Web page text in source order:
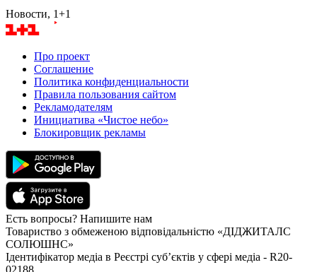
Новости, 1+1
Про проект
Соглашение
Политика конфиденциальности
Правила пользования сайтом
Рекламодателям
Инициатива «Чистое небо»
Блокировщик рекламы
Есть вопросы? Напишите нам
Товариство з обмеженою відповідальністю «ДІДЖИТАЛС
СОЛЮШНС»
Ідентифікатор медіа в Реєстрі суб’єктів у сфері медіа - R20-
02188